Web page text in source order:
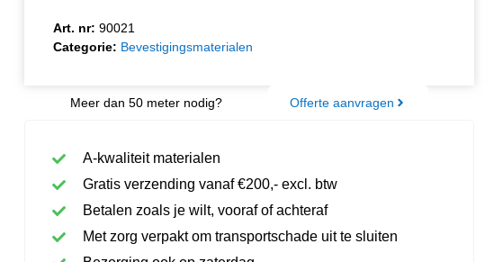
Art. nr: 90021
Categorie: Bevestigingsmaterialen
Meer dan 50 meter nodig? Offerte aanvragen
A-kwaliteit materialen
Gratis verzending vanaf €200,- excl. btw
Betalen zoals je wilt, vooraf of achteraf
Met zorg verpakt om transportschade uit te sluiten